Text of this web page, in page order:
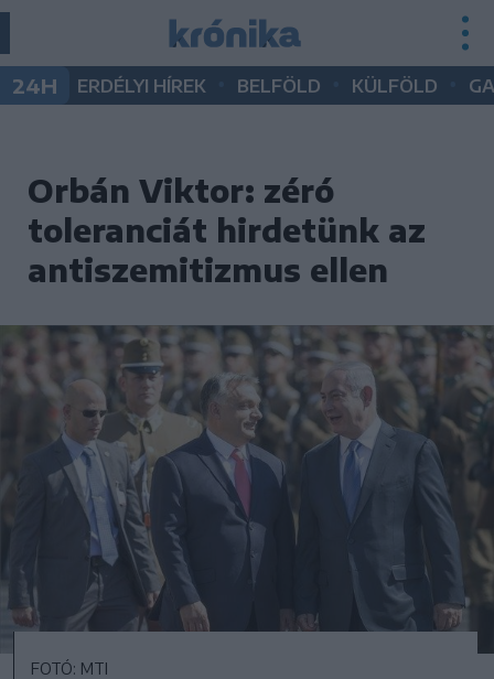
24H ERDÉLYI HÍREK BELFÖLD KÜLFÖLD
Orbán Viktor: zéró
toleranciát hirdetünk az
antiszemitizmus ellen
FOTÓ: MTI